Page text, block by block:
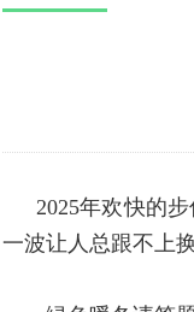
2025年欢快的
一波让人总跟不上